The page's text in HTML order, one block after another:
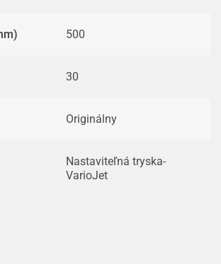
500
30
Originálny
Nastaviteľná tryska-
VarioJet